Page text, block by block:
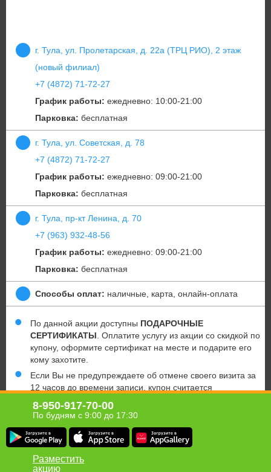
г. Тула, ул. Пролетарская, д. 22а (ТРЦ РИО), 2 этаж
(новый филиал)
+7 (4872) 71-72-27
График работы: ежедневно: 10:00-21:00
Парковка: бесплатная
г. Тула, ул. Советская, д. 78
+7 (4872) 71-72-27
График работы: ежедневно: 09:00-21:00
Парковка: бесплатная
г. Тула, пр-кт Ленина, д. 70
+7 (963) 932-48-56
График работы: ежедневно: 09:00-21:00
Парковка: бесплатная
Способы оплат: наличные, карта, онлайн-оплата
По данной акции доступны ПОДАРОЧНЫЕ
СЕРТИФИКАТЫ. Оплатите услугу из акции со скидкой по
купону, оформите сертификат на месте и подарите его
кому захотите.
Если Вы не предупреждаете об отмене своего визита за
12 часов до времени записи, купон считается
использованным, а услуга оказанной (аналогично при
опоздании).
Юридическая информация о партнёре
8-950-917-70-00
По будням с 9:00 до 17:30
Разместить
акцию